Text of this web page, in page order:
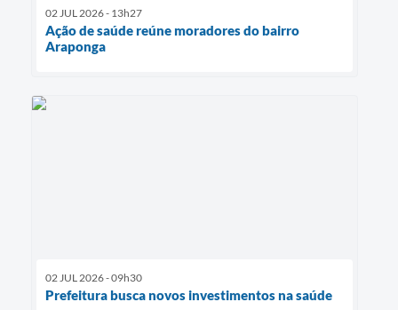
02 JUL 2026 - 13h27
Ação de saúde reúne moradores do bairro
Araponga
02 JUL 2026 - 09h30
Prefeitura busca novos investimentos na saúde